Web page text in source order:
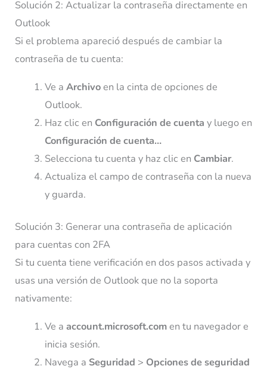
Solución 2: Actualizar la contraseña directamente en
Outlook
Si el problema apareció después de cambiar la
contraseña de tu cuenta:
Ve a Archivoen la cinta de opciones de
Outlook.
Haz clic en Configuración de cuenta y luego en
Configuración de cuenta…
Selecciona tu cuenta y haz clic en Cambiar.
Actualiza el campo de contraseña con la nueva
y guarda.
Solución 3: Generar una contraseña de aplicación
para cuentas con 2FA
Si tu cuenta tiene verificación en dos pasos activada y
usas una versión de Outlook que no la soporta
nativamente:
Ve a account.microsoft.comen tu navegador e
inicia sesión.
Navega a Seguridad > Opciones de seguridad